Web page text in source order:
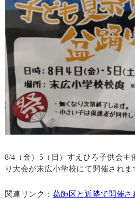
8/4（金）5（日）すえひろ子供会主
り大会が末広小学校にて開催されま
関連リンク： 葛飾区と近隣で開催